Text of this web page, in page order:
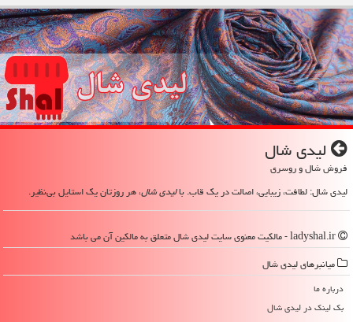
لیدی شال
فروش شال و روسری
لیدی شال: لطافت، زیبایی، اصالت در یک قاب. بالیدی شال، هر روزتان یک استایل بی‌نظیر.
میانبرهای لیدی شال
درباره ما
بک لینک در لیدی شال